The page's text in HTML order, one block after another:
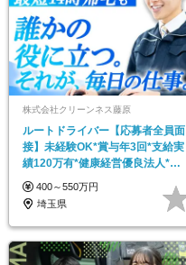
株式会社クリーンネス藤原
ルートドライバー【応募者全員面
接】未経験OK*賞与年3回*支給実
績120万有*健康経営優良法人*埼
玉募集
400～550万円
埼玉県